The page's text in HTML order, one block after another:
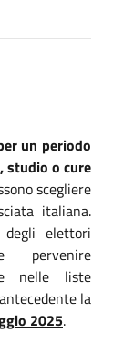
un periodo
studio o cure
scegliere
italiana.
degli elettori
pervenire
nelle liste
la
2025.